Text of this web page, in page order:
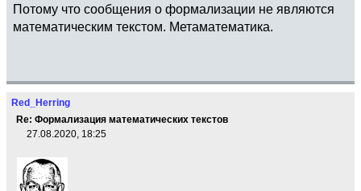
Потому что сообщения о формализации не являются
математическим текстом. Метаматематика.
Red_Herring
Re: Формализация математических текстов
27.08.2020, 18:25